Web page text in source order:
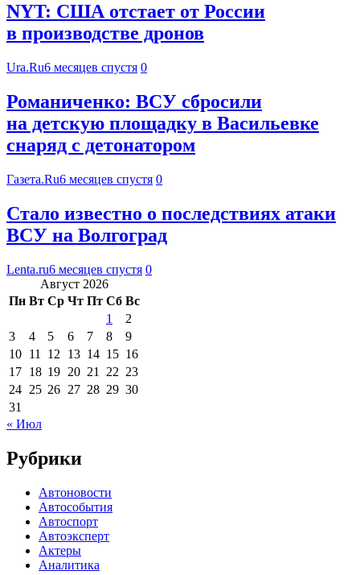
NYT: США отстает от России
в производстве дронов
Ura.Ru6 месяцев спустя 0
Романиченко: ВСУ сбросили
на детскую площадку в Васильевке
снаряд с детонатором
Газета.Ru6 месяцев спустя 0
Стало известно о последствиях атаки
ВСУ на Волгоград
Lenta.ru6 месяцев спустя 0
Август 2026
Пн Вт Ср Чт Пт Сб Вс
1
2
3
4 5 6 7 8
9
10 11 12 13 14 15 16
17 18 19 20 21 22 23
24 25 26 27 28 29 30
31
« Июл
Рубрики
Автоновости
Автособытия
Автоспорт
Автоэксперт
Актеры
Аналитика